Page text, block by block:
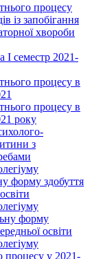
процесу
із запобігання
хвороби
І семестр 2021-
процесу в
процесу в
року
з
форму здобуття
форму
освіти
процесу у 2021-